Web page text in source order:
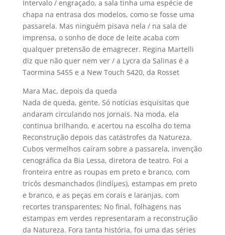
Intervalo / engraçado, a sala tinha uma espécie de
chapa na entrasa dos modelos, como se fosse uma
passarela. Mas ninguém pisava nela / na sala de
imprensa, o sonho de doce de leite acaba com
qualquer pretensão de emagrecer. Regina Martelli
diz que não quer nem ver / a Lycra da Salinas é a
Taormina 5455 e a New Touch 5420, da Rosset
Mara Mac, depois da queda
Nada de queda, gente. Só notí­cias esquisitas que
andaram circulando nos jornais. Na moda, ela
continua brilhando, e acertou na escolha do tema
Reconstrução depois das catástrofes da Natureza.
Cubos vermelhos caí­ram sobre a passarela, invenção
cenográfica da Bia Lessa, diretora de teatro. Foi a
fronteira entre as roupas em preto e branco, com
tricôs desmanchados (lindíµes), estampas em preto
e branco, e as peças em corais e laranjas, com
recortes transparentes; No final, folhagens nas
estampas em verdes representaram a reconstrução
da Natureza. Fora tanta história, foi uma das séries